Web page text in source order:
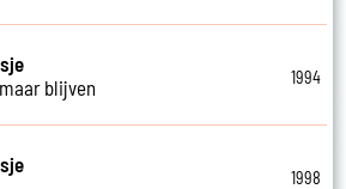
blijven
1994
1998